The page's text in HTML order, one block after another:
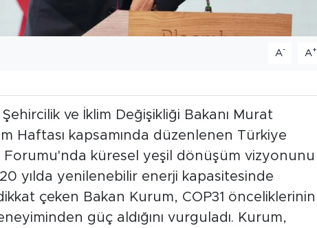
A- A+
Şehircilik ve İklim Değişikliği Bakanı Murat
Haftası kapsamında düzenlenen Türkiye
Forumu'nda küresel yeşil dönüşüm vizyonunu
yılda yenilenebilir enerji kapasitesinde
çeken Bakan Kurum, COP31 önceliklerinin
güç aldığını vurguladı. Kurum,